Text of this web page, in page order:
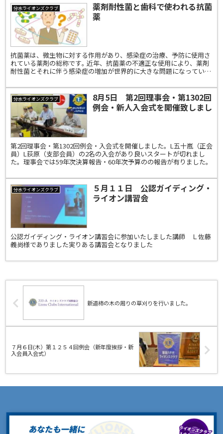
分水ライオンズクラブ
薬剤耐性菌と歯科で使われる抗菌
薬
抗菌薬は、微生物に対する作用があり、感染症の治療、予防に使用さ
れている薬剤の総称です｡ 近年、抗菌薬の不適正な使用により、薬剤
耐性菌とそれに伴う感染症の増加が世界的に大きな問題になっていま
分水ライオンズクラブ
8月5日 第2回理事会・第1302回
例会・新人入会式を開催致しまし
第2回理事会・第1302回例会・入会式を開催しました。L五十嵐（正会
員）L荻原（支部会員）の2名の入会があり良いスタートが切れまし
た。理事会では59年次決算報告・60年次予算のの報告が有りました。
分水ライオンズクラブ
５月１１日 公認ガイディング・
ライオン講習会
公認ガイディング・ライオン講習会に参加いたしました講師 Ｌ佐藤
義尚様でありました実りある講習会となりました
新道柿の木の周りの草刈りを行いました。
７月６日(木）第１２５４回例会（新年度挨拶・新
入会員入会式）